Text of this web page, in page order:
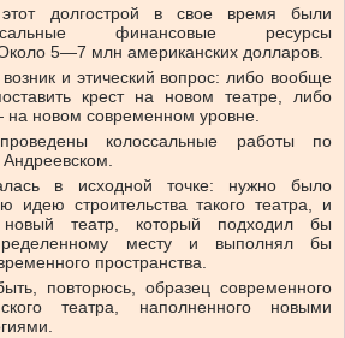
долгострой в свое время были
финансовые ресурсы
5—7 млн американских долларов.
и этический вопрос: либо вообще
крест на новом театре, либо
на новом современном уровне.
колоссальные работы по
в исходной точке: нужно было
идею строительства такого театра, и
театр, который подходил бы
месту и выполнял бы
пространства.
повторюсь, образец современного
театра, наполненного новыми